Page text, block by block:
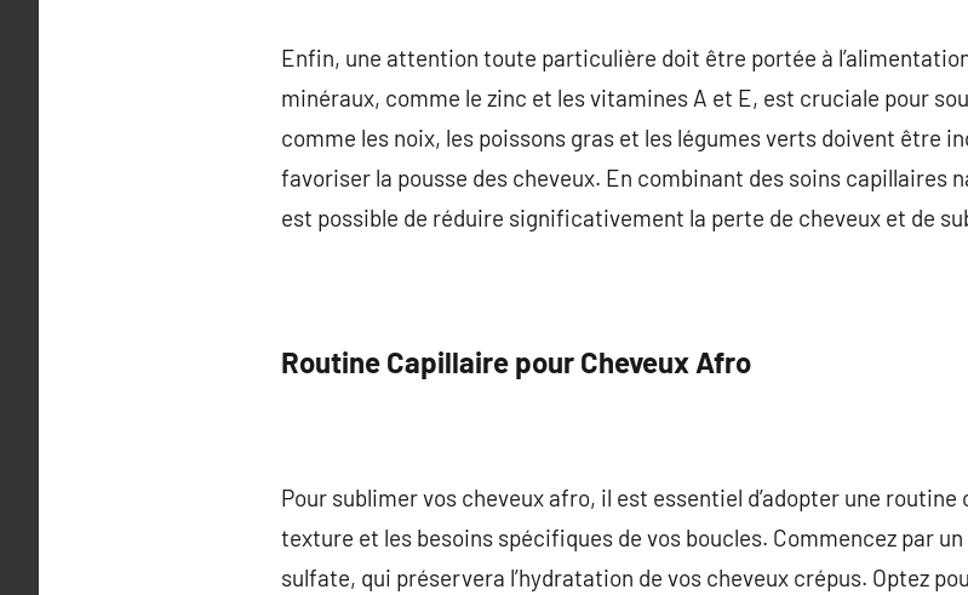
Enfin, une attention toute particulière doit être portée à
minéraux, comme le zinc et les vitamines A et E, est cruciale pour
comme les noix, les poissons gras et les légumes verts doivent être
favoriser la pousse des cheveux. En combinant des soins capillaires
est possible de réduire significativement la perte de cheveux et de
Routine Capillaire pour Cheveux Afro
Pour sublimer vos cheveux afro, il est essentiel d’adopter une
texture et les besoins spécifiques de vos boucles. Commencez par
sulfate, qui préservera l’hydratation de vos cheveux crépus. Optez